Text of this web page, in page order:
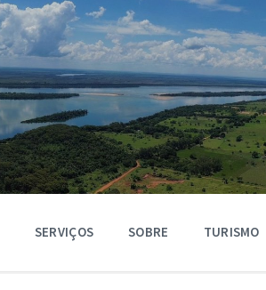
SERVIÇOS SOBRE TURISMO